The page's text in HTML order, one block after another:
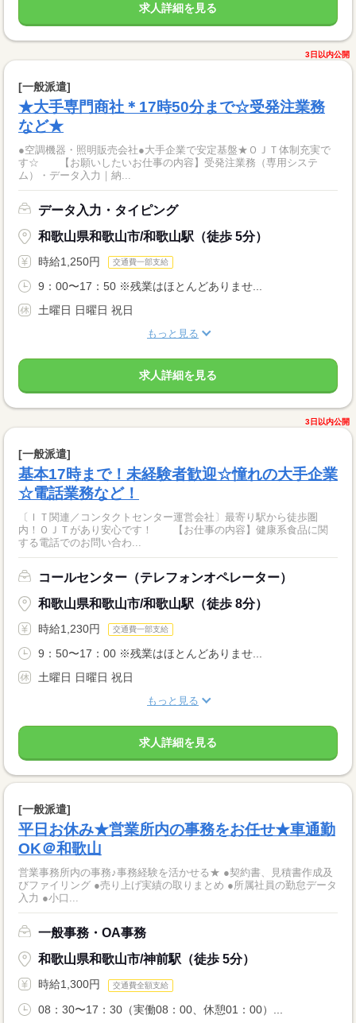
求人詳細を見る
3日以内公開
[一般派遣]
★大手専門商社＊17時50分まで☆受発注業務
など★
●空調機器・照明販売会社●大手企業で安定基盤★ＯＪＴ体制充実で
す☆ 【お願いしたいお仕事の内容】受発注業務（専用システ
ム）・データ入力｜納...
データ入力・タイピング
和歌山県和歌山市/和歌山駅（徒歩 5分）
時給1,250円 交通費一部支給
9：00〜17：50 ※残業はほとんどありませ...
土曜日 日曜日 祝日
もっと見る
求人詳細を見る
3日以内公開
[一般派遣]
基本17時まで！未経験者歓迎☆憧れの大手企業
☆電話業務など！
〔ＩＴ関連／コンタクトセンター運営会社〕最寄り駅から徒歩圏
内！ＯＪＴがあり安心です！ 【お仕事の内容】健康系食品に関
する電話でのお問い合わ...
コールセンター（テレフォンオペレーター）
和歌山県和歌山市/和歌山駅（徒歩 8分）
時給1,230円 交通費一部支給
9：50〜17：00 ※残業はほとんどありませ...
土曜日 日曜日 祝日
もっと見る
求人詳細を見る
[一般派遣]
平日お休み★営業所内の事務をお任せ★車通勤
OK＠和歌山
営業事務所内の事務♪事務経験を活かせる★ ●契約書、見積書作成及
びファイリング ●売り上げ実績の取りまとめ ●所属社員の勤怠データ
入力 ●小口...
一般事務・OA事務
和歌山県和歌山市/神前駅（徒歩 5分）
時給1,300円 交通費全額支給
08：30〜17：30（実働08：00、休憩01：00）...